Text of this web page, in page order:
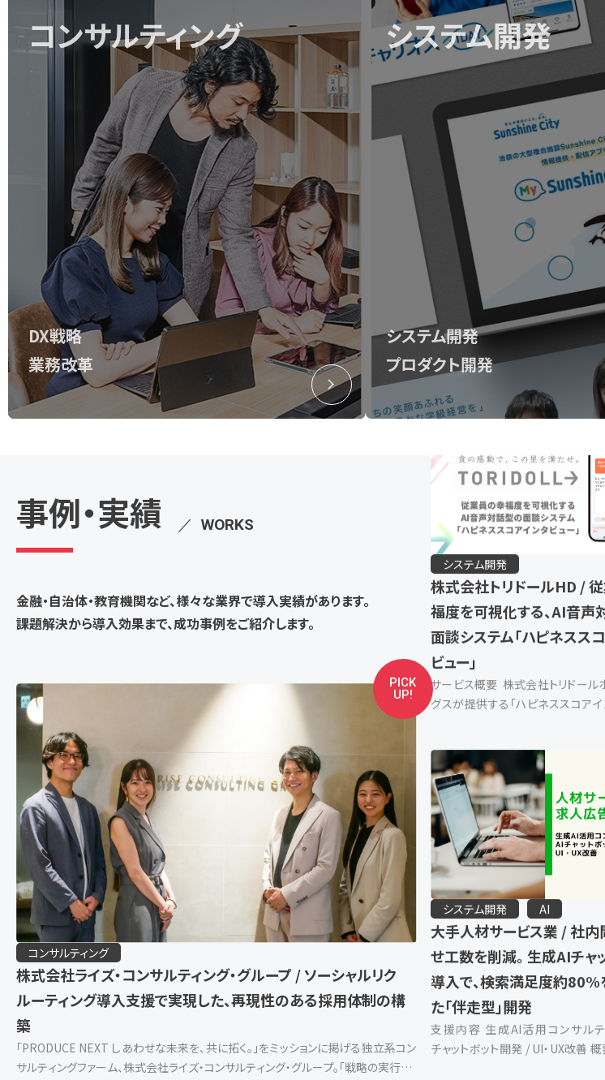
コンサルティング
DX戦略
業務改革
システム開発
システム開発
プロダクト開発
事例・実績 ／ WORKS
金融・自治体・教育機関など、様々な業界で導入実績があります。
課題解決から導入効果まで、成功事例をご紹介します。
PICK
UP!
コンサルティング
株式会社ライズ・コンサルティング・グループ / ソーシャルリク
ルーティング導入支援で実現した、再現性のある採用体制の構
築
「PRODUCE NEXT しあわせな未来を、共に拓く。」をミッションに掲げる独立系コン
サルティングファーム、株式会社ライズ・コンサルティング・グループ。「戦略の実行」と
わり、経営戦略、業務改革、IT […]
システム開発
不動産仲介・流通 / 営業支
ム構築の開発支援
支援内容 営業支援システム構築の
要 不動産仲介・流通の営業部門に
までExcelで管理・提案されていた
売却スキームのシステム化を行いま
ラン社員が持つ高度な判断ロジ
[…]
システム開発
株式会社トリドールHD /
福度を可視化する、AI音
面談システム「ハピネスス
ビュー」
サービス概要 株式会社トリドール
グスが提供する「ハピネススコアイ
は、主力事業である「丸亀製麺」の
員約3万人を対象とした、従業員の
ルタイムに可視化する国内初*のA
システム開発 AI
大手人材サービス業 / 社内
せ工数を削減。 生成AIチャ
導入で、検索満足度約80%
た「伴走型」開発
支援内容 生成AI活用コンサルテ
チャットボット開発 / UI・UX改善
在する営業資料やナレッジの検索
し、全社員が利用するチャットツー
る「生成AIアシスタント」を開発 […]